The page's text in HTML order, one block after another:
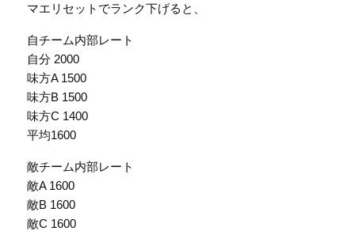
マエリセットでランク下げると、
自チーム内部レート
自分 2000
味方A 1500
味方B 1500
味方C 1400
平均1600
敵チーム内部レート
敵A 1600
敵B 1600
敵C 1600